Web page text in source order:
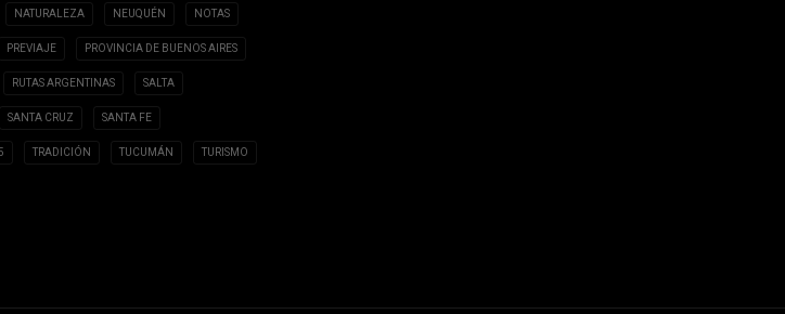
NATURALEZA NEUQUÉN NOTAS
PREVIAJE PROVINCIA DE BUENOS AIRES
RUTAS ARGENTINAS SALTA
SANTA CRUZ SANTA FE
TRADICIÓN TUCUMÁN TURISMO